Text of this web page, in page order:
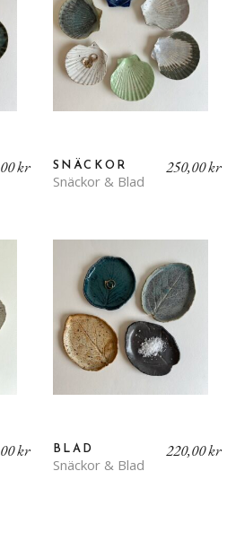
kr SNÄCKOR
Snäckor & Blad
250,00kr
kr BLAD
Snäckor & Blad
220,00kr